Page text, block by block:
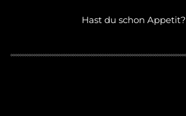
Hast du schon Appetit?